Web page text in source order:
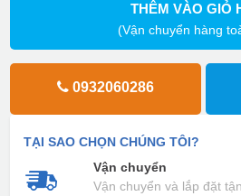
THÊM VÀO GIỎ
(Vận chuyển hàng
0932060286
TẠI SAO CHỌN CHÚNG TÔI?
Vận chuyển
Vận chuyển và lắp đặt